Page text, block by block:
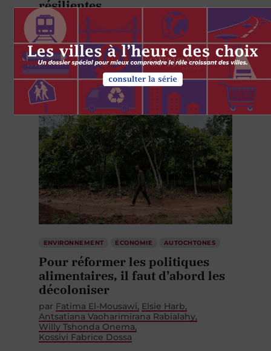
résilientes
par Abigail Jackson Stephanie Ortynsky
4 AOÛT 2026
ENVIRONNEMENT ÉCONOMIE AUTOCHTONES
Pour réformer les politiques
alimentaires, il faut d’abord les
décoloniser
par Fatima El-Mousawi Elsie Harb
Antsatiana Vaoharimirana Rabialahy
Willy Tshonda Onema
Kossivi Fabrice Dossa